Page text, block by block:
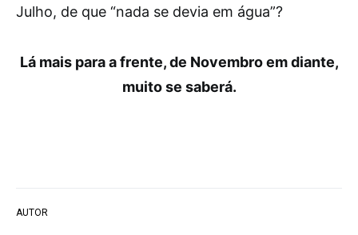
AUTOR
Julho, de que “nada se devia em água”?
Lá mais para a frente, de Novembro em diante,
muito se saberá.